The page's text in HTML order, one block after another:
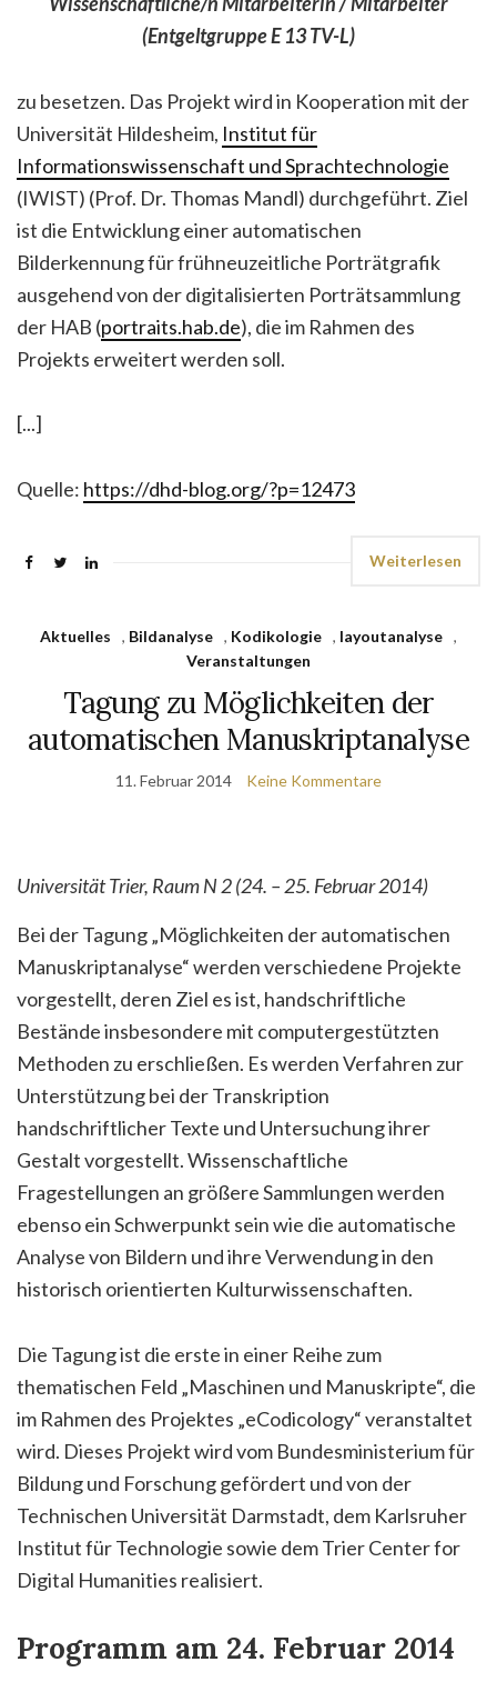
(Entgeltgruppe E 13 TV-L)
zu besetzen. Das Projekt wird in Kooperation mit der
Universität Hildesheim, Institut für
Informationswissenschaft und Sprachtechnologie
(IWIST) (Prof. Dr. Thomas Mandl) durchgeführt. Ziel
ist die Entwicklung einer automatischen
Bilderkennung für frühneuzeitliche Porträtgrafik
ausgehend von der digitalisierten Porträtsammlung
der HAB (portraits.hab.de), die im Rahmen des
Projekts erweitert werden soll.
[...]
Quelle: https://dhd-blog.org/?p=12473
Weiterlesen
Aktuelles , Bildanalyse , Kodikologie , layoutanalyse ,
Veranstaltungen
Tagung zu Möglichkeiten der
automatischen Manuskriptanalyse
11. Februar 2014 Keine Kommentare
Universität Trier, Raum N 2 (24. – 25. Februar 2014)
Bei der Tagung „Möglichkeiten der automatischen
Manuskriptanalyse“ werden verschiedene Projekte
vorgestellt, deren Ziel es ist, handschriftliche
Bestände insbesondere mit computergestützten
Methoden zu erschließen. Es werden Verfahren zur
Unterstützung bei der Transkription
handschriftlicher Texte und Untersuchung ihrer
Gestalt vorgestellt. Wissenschaftliche
Fragestellungen an größere Sammlungen werden
ebenso ein Schwerpunkt sein wie die automatische
Analyse von Bildern und ihre Verwendung in den
historisch orientierten Kulturwissenschaften.
Die Tagung ist die erste in einer Reihe zum
thematischen Feld „Maschinen und Manuskripte“, die
im Rahmen des Projektes „eCodicology“ veranstaltet
wird. Dieses Projekt wird vom Bundesministerium für
Bildung und Forschung gefördert und von der
Technischen Universität Darmstadt, dem Karlsruher
Institut für Technologie sowie dem Trier Center for
Digital Humanities realisiert.
Programm am 24. Februar 2014